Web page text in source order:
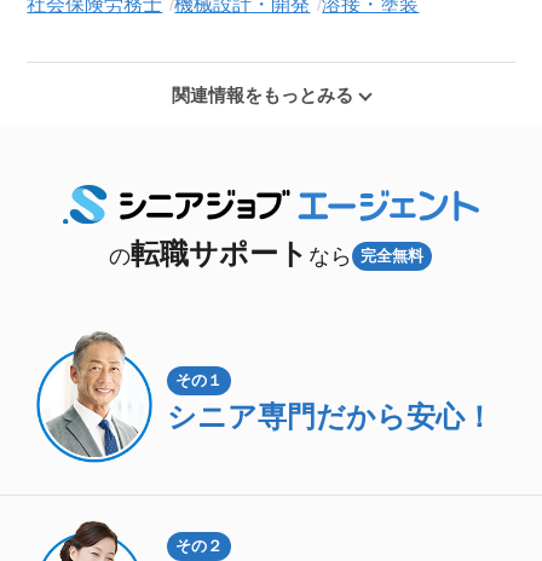
社会保険労務士
機械設計・開発 溶接・塗装
関連情報をもっとみる
の転職サポート なら 完全無料
その１
シニア専門だから安心！
その２